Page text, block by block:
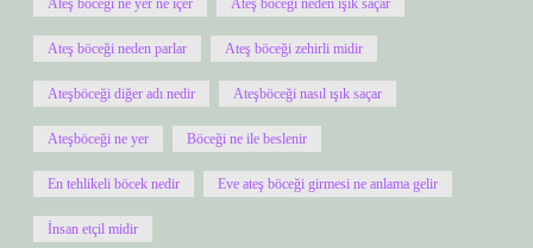
Ateş böceği ne yer ne içer Ateş böceği neden ışık saçar
Ateş böceği neden parlar Ateş böceği zehirli midir
Ateşböceği diğer adı nedir Ateşböceği nasıl ışık saçar
Ateşböceği ne yer Böceği ne ile beslenir
En tehlikeli böcek nedir Eve ateş böceği girmesi ne anlama gelir
İnsan etçil midir